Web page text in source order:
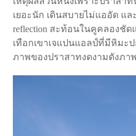
เยอะนัก เดินสบายไม่แออัด แ
reflection สะท้อนในคูคลองชัด
เทือกเขาเจแปนแอลป์ที่มีหิมะ
ภาพของปราสาทงดงามดังภา